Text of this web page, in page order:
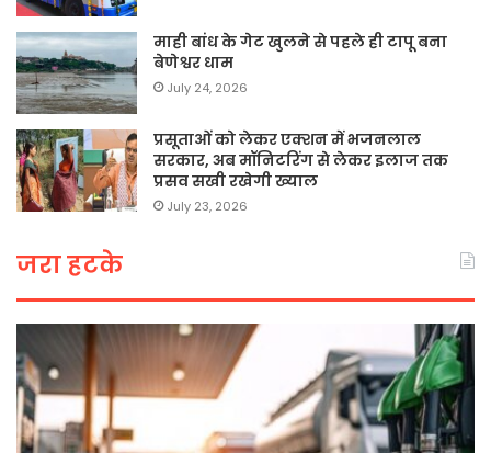
माही बांध के गेट खुलने से पहले ही टापू बना
बेणेश्वर धाम
July 24, 2026
प्रसूताओं को लेकर एक्शन में भजनलाल
सरकार, अब मॉनिटरिंग से लेकर इलाज तक
प्रसव सखी रखेगी ख्याल
July 23, 2026
जरा हटके